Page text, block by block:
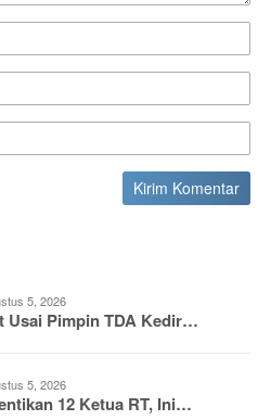
5, 2026
Usai Pimpin TDA Kedir…
5, 2026
12 Ketua RT, Ini…